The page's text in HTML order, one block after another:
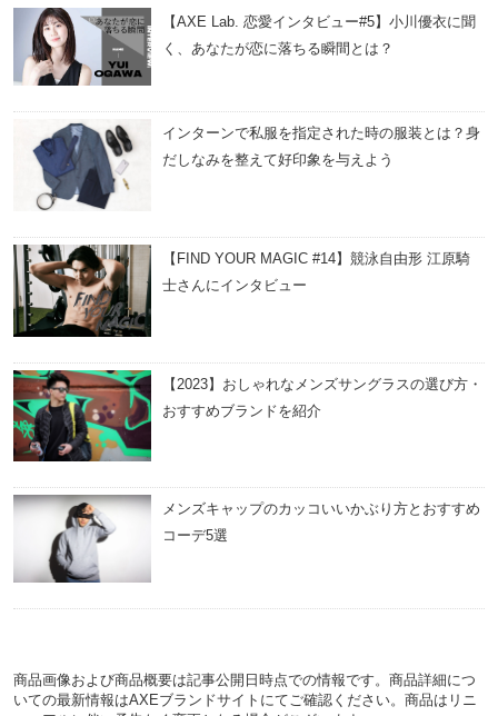
【AXE Lab. 恋愛インタビュー#5】小川優衣に聞
く、あなたが恋に落ちる瞬間とは？
インターンで私服を指定された時の服装とは？身
だしなみを整えて好印象を与えよう
【FIND YOUR MAGIC #14】競泳自由形 江原騎
士さんにインタビュー
【2023】おしゃれなメンズサングラスの選び方・
おすすめブランドを紹介
メンズキャップのカッコいいかぶり方とおすすめ
コーデ5選
商品画像および商品概要は記事公開日時点での情報です。商品詳細につ
いての最新情報はAXEブランドサイトにてご確認ください。商品はリニ